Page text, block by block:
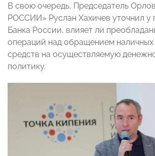
В свою очередь, Председатель
РОССИИ» Руслан Хахичев уточнил у
Банка России, влияет ли
операций над обращением
средств на осуществляемую
политику.